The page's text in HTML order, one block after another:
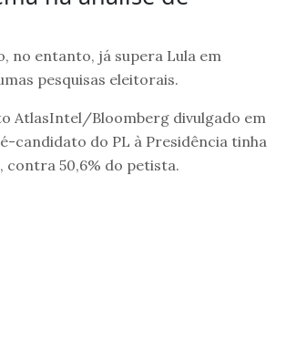
no entanto, já supera Lula em
pesquisas eleitorais.
AtlasIntel/Bloomberg divulgado em
candidato do PL à Presidência tinha
contra 50,6% do petista.